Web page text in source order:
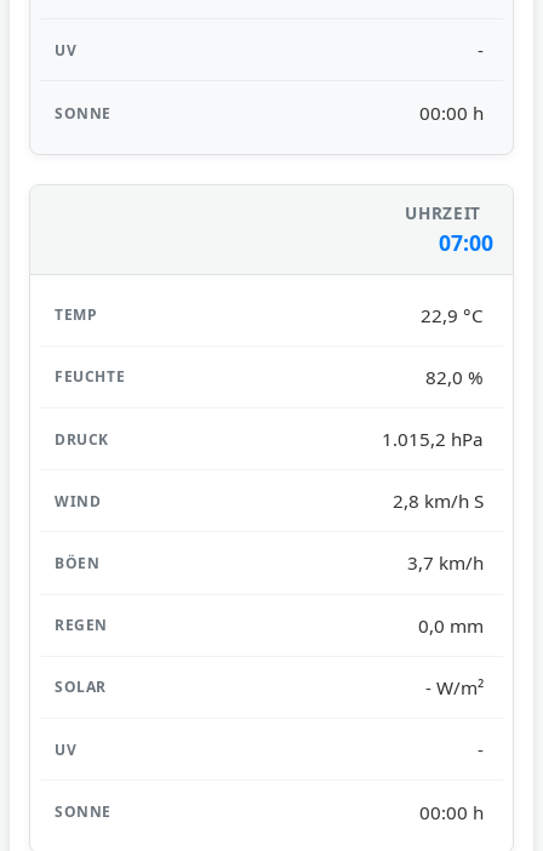
-
00:00 h
07:00
22,9 °C
82,0 %
1.015,2 hPa
2,8 km/h S
3,7 km/h
0,0 mm
- W/m²
-
00:00 h